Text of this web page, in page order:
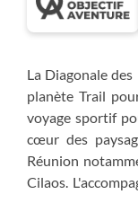
La Diagonale
planète Trail
voyage sportif
cœur des
Réunion
Cilaos.